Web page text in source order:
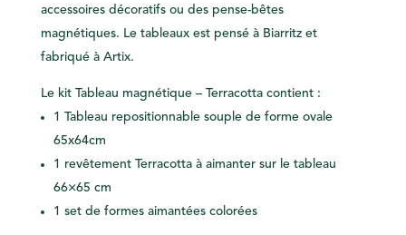
accessoires décoratifs ou des pense-bêtes
magnétiques. Le tableaux est pensé à Biarritz et
fabriqué à Artix.
Le kit Tableau magnétique – Terracotta contient :
1 Tableau repositionnable souple de forme ovale
65x64cm
1 revêtement Terracotta à aimanter sur le tableau
66×65 cm
1 set de formes aimantées colorées